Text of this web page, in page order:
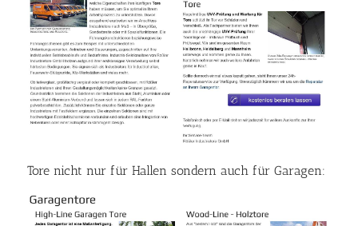
Tore nicht nur für Hallen sondern auch für Garagen: